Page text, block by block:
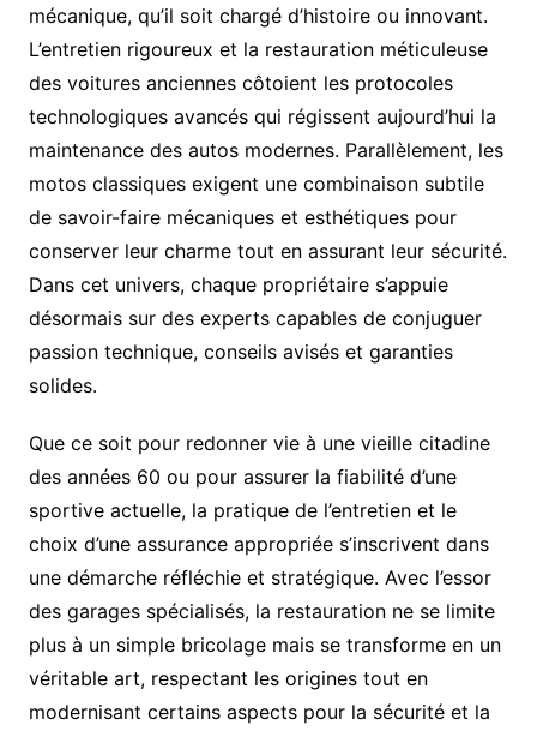
mécanique, qu’il soit chargé d’histoire ou innovant.
L’entretien rigoureux et la restauration méticuleuse
des voitures anciennes côtoient les protocoles
technologiques avancés qui régissent aujourd’hui la
maintenance des autos modernes. Parallèlement, les
motos classiques exigent une combinaison subtile
de savoir-faire mécaniques et esthétiques pour
conserver leur charme tout en assurant leur sécurité.
Dans cet univers, chaque propriétaire s’appuie
désormais sur des experts capables de conjuguer
passion technique, conseils avisés et garanties
solides.
Que ce soit pour redonner vie à une vieille citadine
des années 60 ou pour assurer la fiabilité d’une
sportive actuelle, la pratique de l’entretien et le
choix d’une assurance appropriée s’inscrivent dans
une démarche réfléchie et stratégique. Avec l’essor
des garages spécialisés, la restauration ne se limite
plus à un simple bricolage mais se transforme en un
véritable art, respectant les origines tout en
modernisant certains aspects pour la sécurité et la